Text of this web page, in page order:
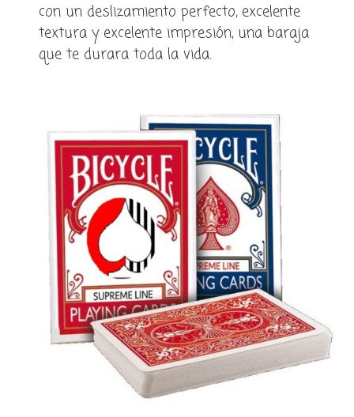
con un deslizamiento perfecto, excelente
textura y excelente impresión, una baraja
que te durara toda la vida.